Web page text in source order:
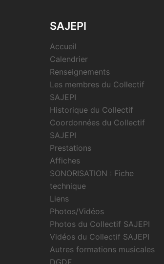
SAJEPI
Accueil
Calendrier
Renseignements
Les membres du Collectif
SAJEPI
Historique du Collectif
Coordonnées du Collectif
SAJEPI
Prestations
Affiches
SONORISATION : Fiche
technique
Liens
Photos/Vidéos
Photos du Collectif SAJEPI
Vidéos du Collectif SAJEPI
Autres formations musicales
DGDE